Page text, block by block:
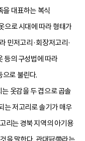
을 대표하는 복식
으로 시대에 따라 형태가
민저고리·회장저고리·
등의 구성법에 따라
으로 불린다.
옷감을 두 겹으로 곱솔
는 저고리로 솔기가 매우
리는 경북 지역의 아기용